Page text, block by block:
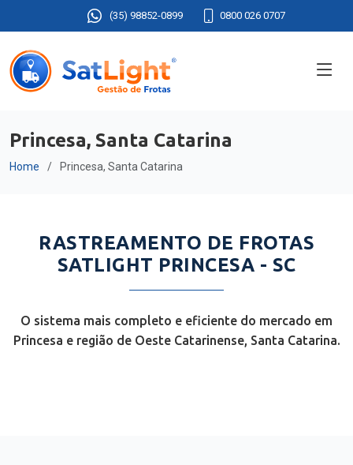
(35) 98852-0899 0800 026 0707
Princesa, Santa Catarina
Home Princesa, Santa Catarina
RASTREAMENTO DE FROTAS
SATLIGHT PRINCESA - SC
O sistema mais completo e eficiente do mercado em
Princesa e região de Oeste Catarinense, Santa Catarina.